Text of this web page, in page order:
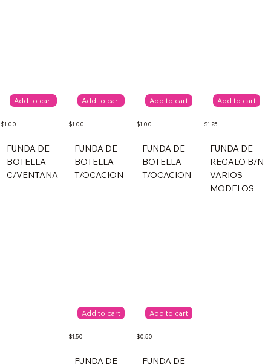
Add to cart
$1.00
FUNDA DE
BOTELLA
C/VENTANA
Add to cart
$1.00
FUNDA DE
BOTELLA
T/OCACION
Add to cart
$1.00
FUNDA DE
BOTELLA
T/OCACION
Add to cart
$1.25
FUNDA DE
REGALO B/N
VARIOS
MODELOS
Add to cart
$1.50
FUNDA DE
Add to cart
$0.50
FUNDA DE